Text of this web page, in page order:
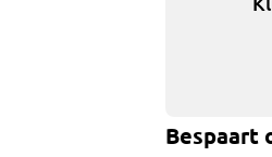
Bespaart